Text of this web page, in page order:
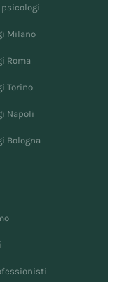
Milano
Roma
Torino
Napoli
Bologna